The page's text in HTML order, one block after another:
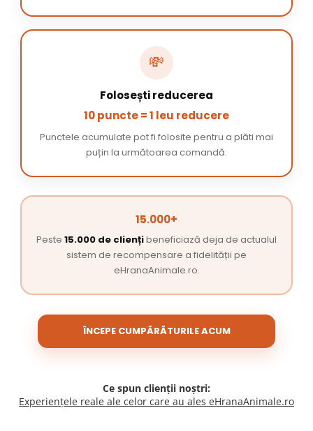
💸
Folosești reducerea
10 puncte = 1 leu reducere
Punctele acumulate pot fi folosite pentru a plăti mai
puțin la următoarea comandă.
15.000+
Peste 15.000 de cliențibeneficiază deja de actualul
sistem de recompensare a fidelității pe
eHranaAnimale.ro.
ÎNCEPE CUMPĂRĂTURILE ACUM
Ce spun clienții noștri:
Experiențele reale ale celor care au ales eHranaAnimale.ro